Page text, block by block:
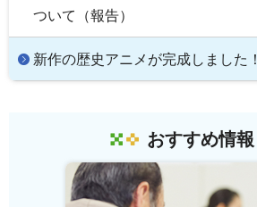
ついて（報告）
新作の歴史アニメが完成しました！
おすすめ情報